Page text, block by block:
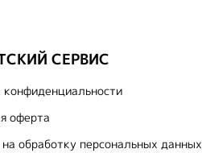
СЕРВИС
оферта
обработку персональных данных